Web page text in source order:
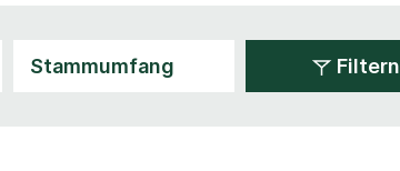
Filtern